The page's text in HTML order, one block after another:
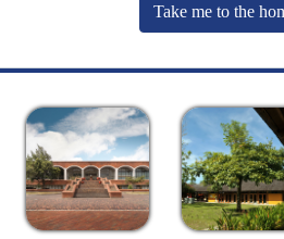
Take me to the